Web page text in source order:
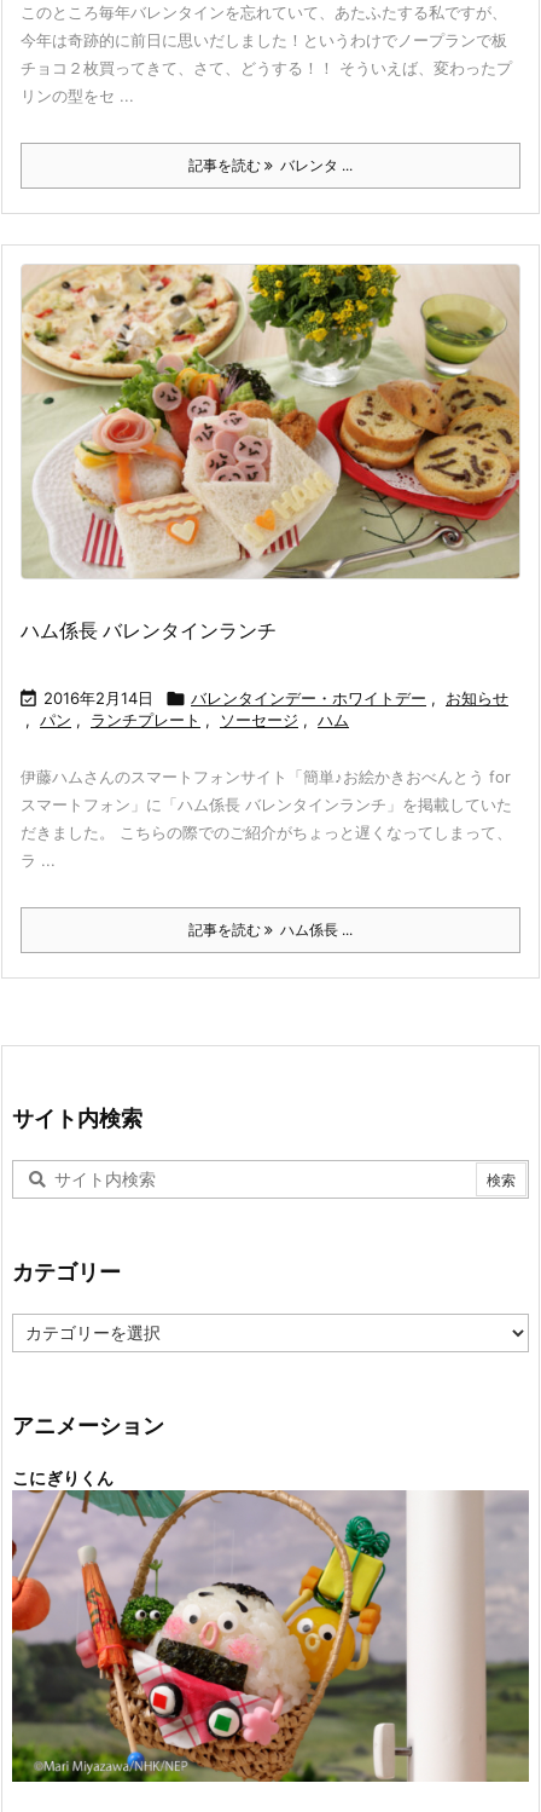
このところ毎年バレンタインを忘れていて、あたふたする私ですが、
今年は奇跡的に前日に思いだしました！というわけでノープランで板
チョコ２枚買ってきて、さて、どうする！！ そういえば、変わったプ
リンの型をセ ...
記事を読む バレンタ ...
ハム係長 バレンタインランチ
 2016年2月14日  バレンタインデー・ホワイトデー ,
お知らせ
, パン , ランチプレート , ソーセージ , ハム
伊藤ハムさんのスマートフォンサイト「簡単♪お絵かきおべんとう for
スマートフォン」に「ハム係長 バレンタインランチ」を掲載していた
だきました。 こちらの際でのご紹介がちょっと遅くなってしまって、
ラ ...
記事を読む ハム係長 ...
サイト内検索
カテゴリー
テ
ー
アニメーション
こにぎりくん